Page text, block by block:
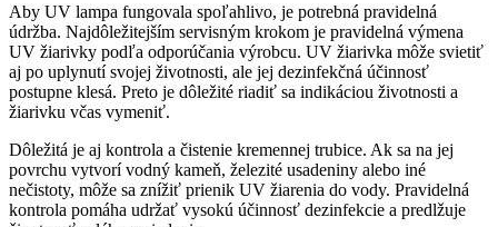
Aby UV lampa fungovala spoľahlivo, je potrebná pravidelná
údržba. Najdôležitejším servisným krokom je pravidelná výmena
UV žiarivky podľa odporúčania výrobcu. UV žiarivka môže svietiť
aj po uplynutí svojej životnosti, ale jej dezinfekčná účinnosť
postupne klesá. Preto je dôležité riadiť sa indikáciou životnosti a
žiarivku včas vymeniť.
Dôležitá je aj kontrola a čistenie kremennej trubice. Ak sa na jej
povrchu vytvorí vodný kameň, železité usadeniny alebo iné
nečistoty, môže sa znížiť prienik UV žiarenia do vody. Pravidelná
kontrola pomáha udržať vysokú účinnosť dezinfekcie a predlžuje